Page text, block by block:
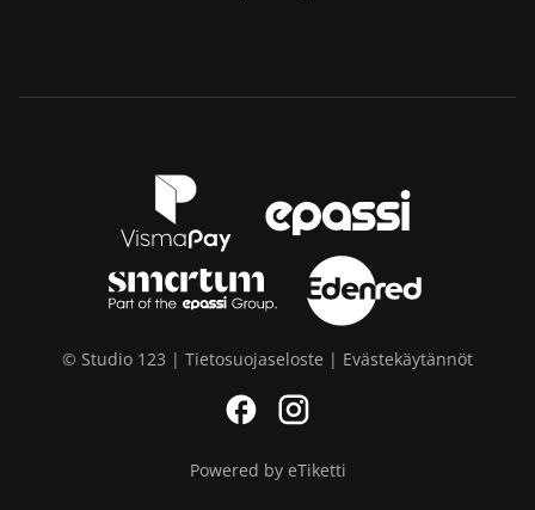
© Studio 123 | Tietosuojaseloste | Evästekäytännöt
Powered by eTiketti